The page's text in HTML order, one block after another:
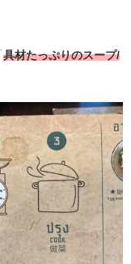
具材たっぷりのスープ/